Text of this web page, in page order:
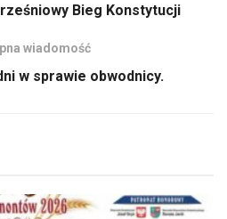
Bieg Konstytucji
wiadomość
w sprawie obwodnicy.